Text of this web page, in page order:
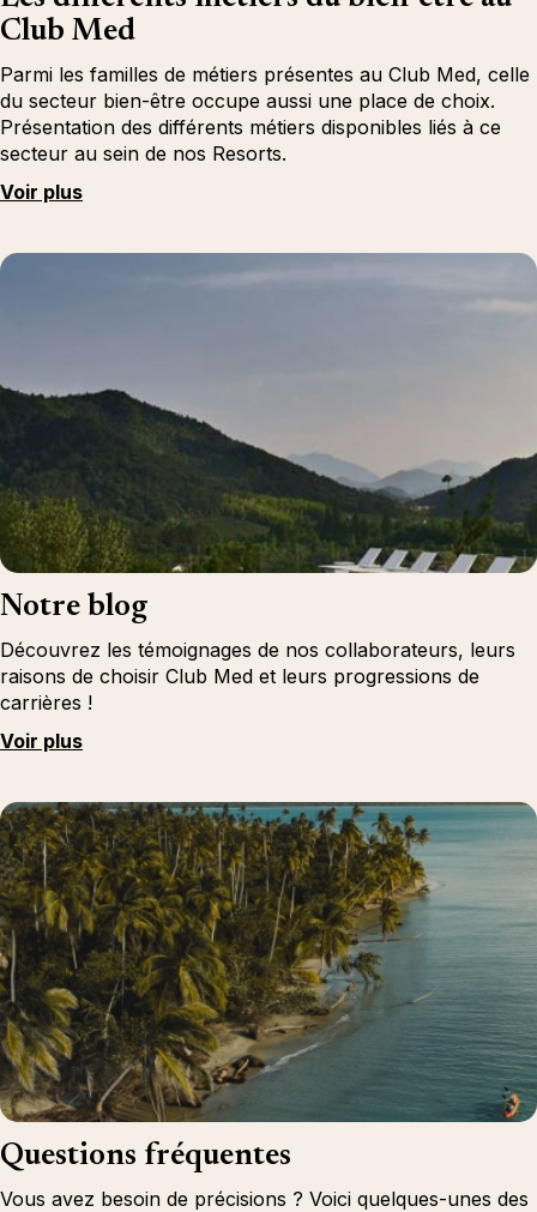
Club Med
Parmi les familles de métiers présentes au Club Med, celle
du secteur bien-être occupe aussi une place de choix.
Présentation des différents métiers disponibles liés à ce
secteur au sein de nos Resorts.
Voir plus
Notre blog
Découvrez les témoignages de nos collaborateurs, leurs
raisons de choisir Club Med et leurs progressions de
carrières !
Voir plus
Questions fréquentes
Vous avez besoin de précisions ? Voici quelques-unes des